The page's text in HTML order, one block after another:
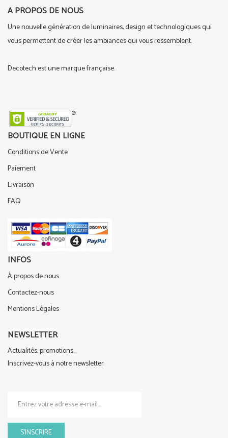
A PROPOS DE NOUS
Une nouvelle génération de luminaires, design et technologiques qui
vous permettent de créer les ambiances qui vous ressemblent.
Decotech est une marque française.
BOUTIQUE EN LIGNE
Conditions de Vente
Paiement
Livraison
FAQ
INFOS
À propos de nous
Contactez-nous
Mentions Légales
NEWSLETTER
Actualités, promotions...
Inscrivez-vous à notre newsletter
S'INSCRIRE